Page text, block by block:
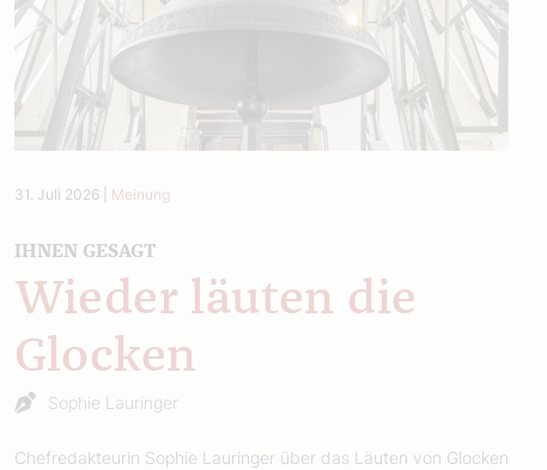
31. Juli 2026| Meinung
IHNEN GESAGT
Wieder läuten die
Glocken
Sophie Lauringer
Chefredakteurin Sophie Lauringer über das Läuten von Glocken